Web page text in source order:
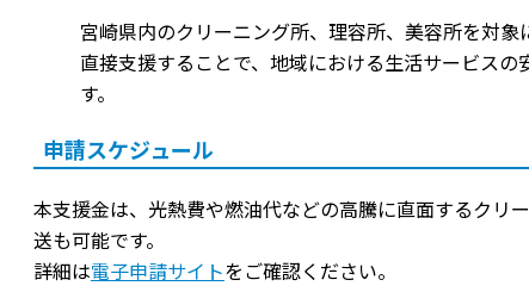
宮崎県内のクリーニング所、理容所、美容所を対
直接支援することで、地域における生活サービス
す。
申請スケジュール
本支援金は、光熱費や燃油代などの高騰に直面するクリ
送も可能です。
詳細は電子申請サイトをご確認ください。